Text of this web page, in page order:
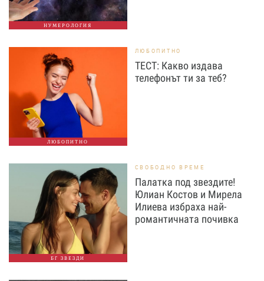
НУМЕРОЛОГИЯ
ЛЮБОПИТНО
ЛЮБОПИТНО
ТЕСТ: Какво издава
телефонът ти за теб?
БГ ЗВЕЗДИ
СВОБОДНО ВРЕМЕ
Палатка под звездите!
Юлиан Костов и Мирела
Илиева избраха най-
романтичната почивка